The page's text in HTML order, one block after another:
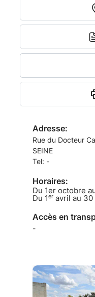
et
en
ligne
-
Portail
Citoyen
de
Adresse:
Rue du Docteur
SEINE
Tel: -
Horaires:
Du 1er octobre
Du 1er avril au 30
Accès en
-